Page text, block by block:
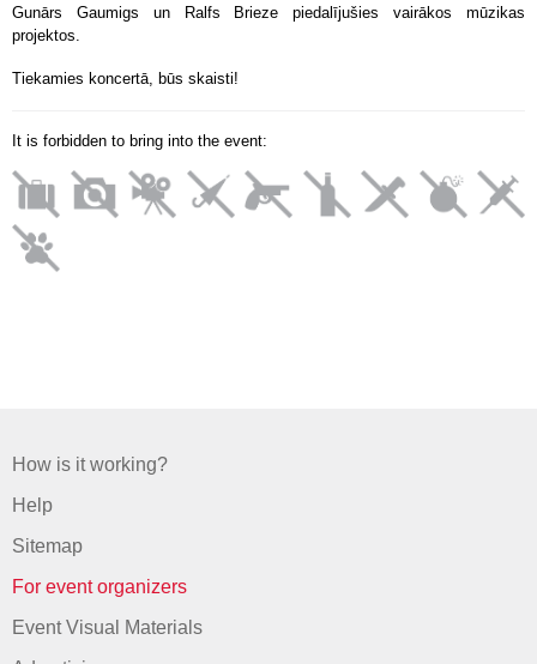
Gunārs Gaumigs un Ralfs Brieze piedalījušies vairākos mūzikas
projektos.
Tiekamies koncertā, būs skaisti!
It is forbidden to bring into the event:
How is it working?
Help
Sitemap
For event organizers
Event Visual Materials